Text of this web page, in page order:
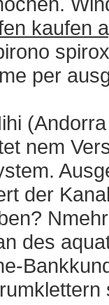
kaufen
per
nem
der
des